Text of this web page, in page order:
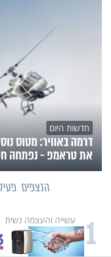
חדשות היום
דרמה באוויר: מטוס
את טראמפ - נפתחה
הנצפים
1 עשייה והעצמה נשית
משיבת נפש:
טקט לפגיעה בזולת
X